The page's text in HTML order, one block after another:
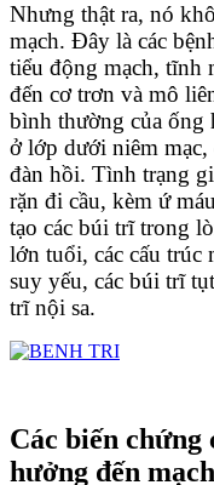
Nhưng thật ra, nó
mạch. Đây là các
tiểu động mạch, tĩnh
đến cơ trơn và mô
bình thường của ống
ở lớp dưới niêm
đàn hồi. Tình trạng
rặn đi cầu, kèm ứ
tạo các búi trĩ trong
lớn tuổi, các cấu trúc
suy yếu, các búi trĩ
trĩ nội sa.
Các biến chứng
hưởng đến